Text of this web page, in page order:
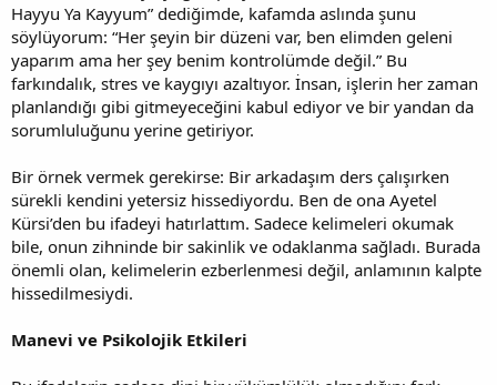
Hayyu Ya Kayyum” dediğimde, kafamda aslında şunu
söylüyorum: “Her şeyin bir düzeni var, ben elimden geleni
yaparım ama her şey benim kontrolümde değil.” Bu
farkındalık, stres ve kaygıyı azaltıyor. İnsan, işlerin her zaman
planlandığı gibi gitmeyeceğini kabul ediyor ve bir yandan da
sorumluluğunu yerine getiriyor.
Bir örnek vermek gerekirse: Bir arkadaşım ders çalışırken
sürekli kendini yetersiz hissediyordu. Ben de ona Ayetel
Kürsi’den bu ifadeyi hatırlattım. Sadece kelimeleri okumak
bile, onun zihninde bir sakinlik ve odaklanma sağladı. Burada
önemli olan, kelimelerin ezberlenmesi değil, anlamının kalpte
hissedilmesiydi.
Manevi ve Psikolojik Etkileri